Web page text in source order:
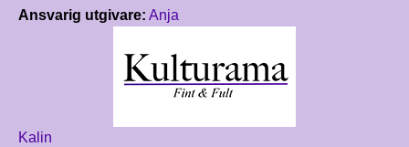
Ansvarig utgivare: Anja
Kalin